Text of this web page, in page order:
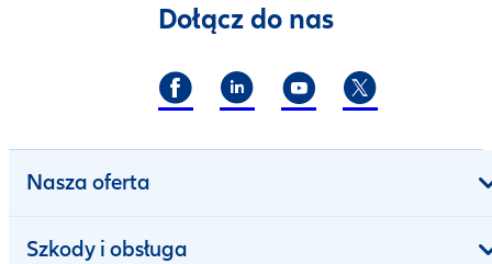
Dołącz do nas
Nasza oferta
Szkody i obsługa